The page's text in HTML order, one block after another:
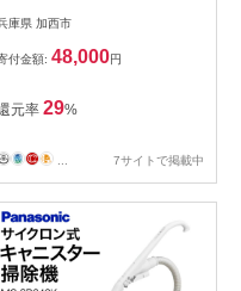
量 スリム 紙パック式 簡単
ミ捨て 家電 電化製品 掃除
庫県 加西市
付金額: 48,000円
元率 29%
7サイトで掲載中